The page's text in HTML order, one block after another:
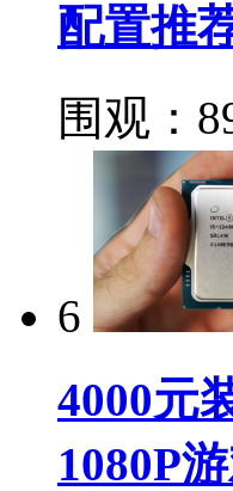
配置推
围观：
6
4000元
1080P